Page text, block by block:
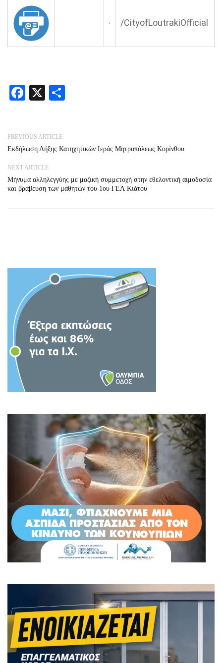
/CityofLoutrakiOfficial
Facebook
X
PREVIOUS ARTICLE
Εκδήλωση Λήξης Κατηχητικών Ιεράς Μητροπόλεως Κορίνθου
NEXT ARTICLE
Μήνυμα αλληλεγγύης με μαζική συμμετοχή στην εθελοντική αιμοδοσία
και βράβευση των μαθητών του 1ου ΓΕΛ Κιάτου